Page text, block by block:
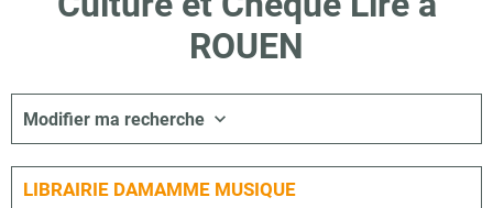
ROUEN
Modifier ma recherche
LIBRAIRIE DAMAMME MUSIQUE